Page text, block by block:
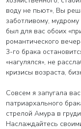
воду не пьют», Вы
заботливому,
был для вас обоих
романтического
3-го брака
«нагулялся», не
кризисы возраста,
Совсем я запугала
патриархального
стрелой Амура в
Наслаждайтесь